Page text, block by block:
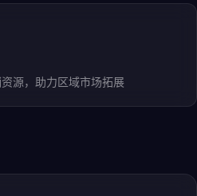
源，助力区域市场拓展